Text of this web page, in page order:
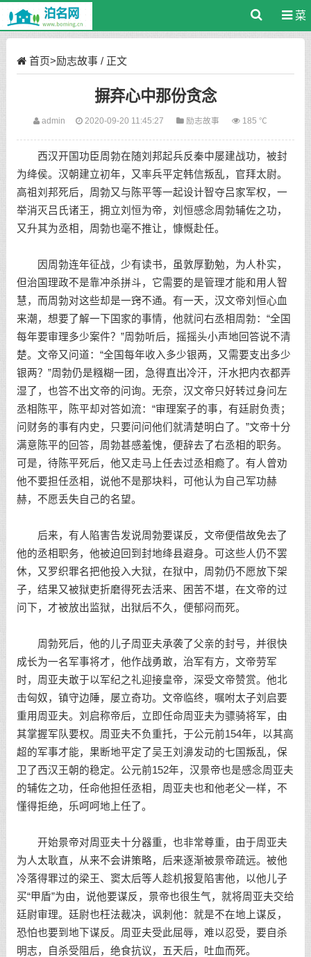
菜
首页>励志故事/ 正文
摒弃心中那份贪念
admin 2020-09-20 11:45:27 励志故事 185 ℃
西汉开国功臣周勃在随刘邦起兵反秦中屡建战功，被封
为绛侯。汉朝建立初年，又率兵平定韩信叛乱，官拜太尉。
高祖刘邦死后，周勃又与陈平等一起设计智夺吕家军权，一
举消灭吕氏诸王，拥立刘恒为帝，刘恒感念周勃辅佐之功，
又升其为丞相，周勃也毫不推让，慷慨赴任。
因周勃连年征战，少有读书，虽敦厚勤勉，为人朴实，
但治国理政不是靠冲杀拼斗，它需要的是管理才能和用人智
慧，而周勃对这些却是一窍不通。有一天，汉文帝刘恒心血
来潮，想要了解一下国家的事情，他就问右丞相周勃：“全国
每年要审理多少案件？”周勃听后，摇摇头小声地回答说不清
楚。文帝又问道：“全国每年收入多少银两，又需要支出多少
银两？”周勃仍是糨糊一团，急得直出冷汗，汗水把内衣都弄
湿了，也答不出文帝的问询。无奈，汉文帝只好转过身问左
丞相陈平，陈平却对答如流：“审理案子的事，有廷尉负责；
问财务的事有内史，只要问问他们就清楚明白了。”文帝十分
满意陈平的回答，周勃甚感羞愧，便辞去了右丞相的职务。
可是，待陈平死后，他又走马上任去过丞相瘾了。有人曾劝
他不要担任丞相，说他不是那块料，可他认为自己军功赫
赫，不愿丢失自己的名望。
后来，有人陷害告发说周勃要谋反，文帝便借故免去了
他的丞相职务，他被迫回到封地绛县避身。可这些人仍不罢
休，又罗织罪名把他投入大狱，在狱中，周勃仍不愿放下架
子，结果又被狱吏折磨得死去活来、困苦不堪，在文帝的过
问下，才被放出监狱，出狱后不久，便郁闷而死。
周勃死后，他的儿子周亚夫承袭了父亲的封号，并很快
成长为一名军事将才，他作战勇敢，治军有方，文帝劳军
时，周亚夫敢于以军纪之礼迎接皇帝，深受文帝赞赏。他北
击匈奴，镇守边陲，屡立奇功。文帝临终，嘱咐太子刘启要
重用周亚夫。刘启称帝后，立即任命周亚夫为骠骑将军，由
其掌握军队要权。周亚夫不负重托，于公元前154年，以其高
超的军事才能，果断地平定了吴王刘濞发动的七国叛乱，保
卫了西汉王朝的稳定。公元前152年，汉景帝也是感念周亚夫
的辅佐之功，任命他担任丞相，周亚夫也和他老父一样，不
懂得拒绝，乐呵呵地上任了。
开始景帝对周亚夫十分器重，也非常尊重，由于周亚夫
为人太耿直，从来不会讲策略，后来逐渐被景帝疏远。被他
冷落得罪过的梁王、窦太后等人趁机报复陷害他，以他儿子
买“甲盾”为由，说他要谋反，景帝也很生气，就将周亚夫交给
廷尉审理。廷尉也枉法裁决，讽刺他：就是不在地上谋反，
恐怕也要到地下谋反。周亚夫受此屈辱，难以忍受，要自杀
明志，自杀受阻后，绝食抗议，五天后，吐血而死。